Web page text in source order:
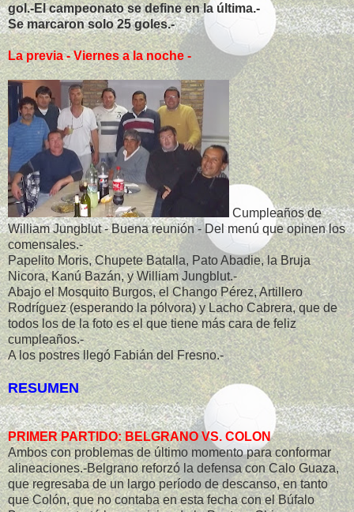
gol.-El campeonato se define en la última.-
Se marcaron solo 25 goles.-
La previa - Viernes a la noche -
Cumpleaños de
William Jungblut - Buena reunión - Del menú que opinen los
comensales.-
Papelito Moris, Chupete Batalla, Pato Abadie, la Bruja
Nicora, Kanú Bazán, y William Jungblut.-
Abajo el Mosquito Burgos, el Chango Pérez, Artillero
Rodríguez (esperando la pólvora) y Lacho Cabrera, que de
todos los de la foto es el que tiene más cara de feliz
cumpleaños.-
A los postres llegó Fabián del Fresno.-
RESUMEN
PRIMER PARTIDO: BELGRANO VS. COLON
Ambos con problemas de último momento para conformar
alineaciones.-Belgrano reforzó la defensa con Calo Guaza,
que regresaba de un largo período de descanso, en tanto
que Colón, que no contaba en esta fecha con el Búfalo